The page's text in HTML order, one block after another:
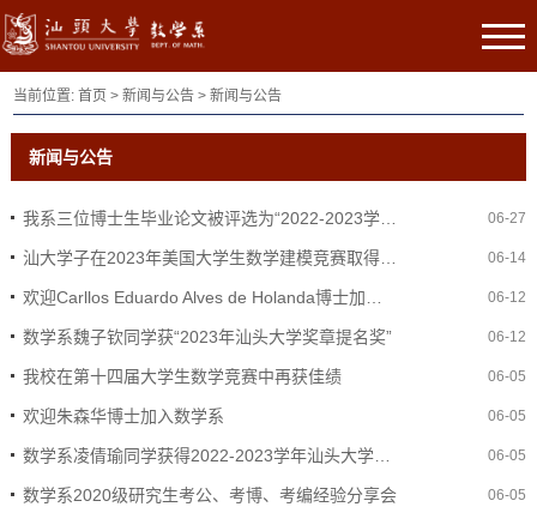
当前位置:首页 >新闻与公告 >新闻与公告
新闻与公告
我系三位博士生毕业论文被评选为“2022-2023学年度汕头大学优秀博士学位论文” 06-27
​汕大学子在2023年美国大学生数学建模竞赛取得优异成绩 06-14
06-12
数学系魏子钦同学获“2023年汕头大学奖章提名奖” 06-12
我校在第十四届大学生数学竞赛中再获佳绩 06-05
欢迎朱森华博士加入数学系 06-05
数学系凌倩瑜同学获得2022-2023学年汕头大学企业及个人捐助奖学金 06-05
数学系2020级研究生考公、考博、考编经验分享会 06-05